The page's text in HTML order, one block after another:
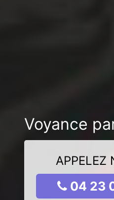
Voyance
APPELEZ
04 23